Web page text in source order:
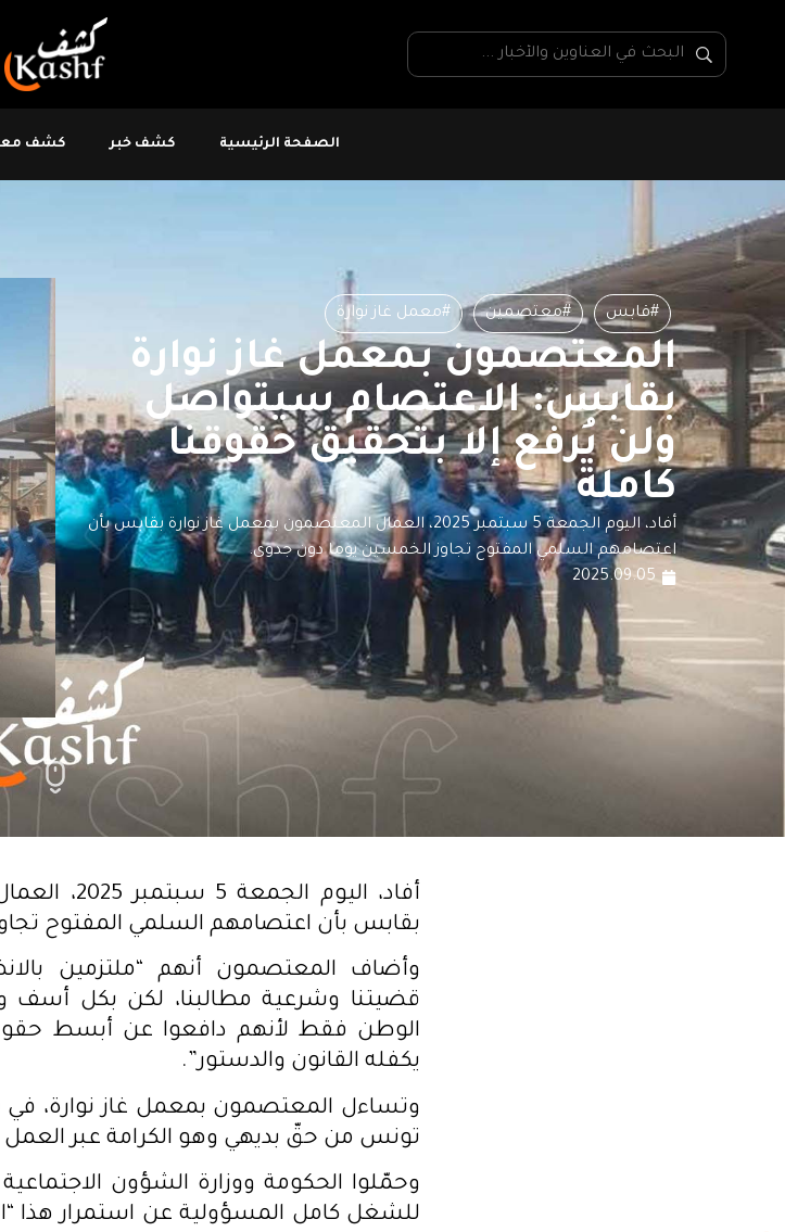
الصفحة الرئيسية كشف خبر كشف
#قابس #معتصمين #معمل غاز نوارة
المعتصمون بمعمل غاز نوارة
بقابس: الاعتصام سيتواصل
ولن يُرفع إلا بتحقيق حقوقنا
كاملة
أفاد، اليوم الجمعة 5 سبتمبر 2025، العمال المعتصمون بمعمل غاز نوارة بقابس بأن
اعتصامهم السلمي المفتوح تجاوز الخمسين يوما دون جدوى.
2025.09.05
أفاد، اليوم
بقابس بأن اعتصامهم السلمي المفتوح
وأضاف المعتصمون أنهم “ملتزمين
قضيتنا وشرعية مطالبنا، لكن بكل أسف
الوطن فقط لأنهم دافعوا عن أبسط
يكفله القانون والدستور”.
وتساءل المعتصمون بمعمل غاز نوارة،
تونس من حقّ بديهي وهو الكرامة عبر العمل
وحمّلوا الحكومة ووزارة الشؤون
للشغل كامل المسؤولية عن استمرار هذا